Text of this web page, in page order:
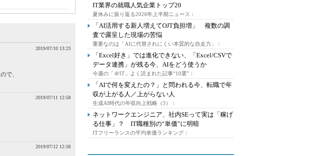
2019/07/10 13:23
で、
2019/07/11 12:58
2019/07/12 12:58
IT業界の就職人気企業トップ20
夏休みに振り返る2026年上半期ニュース：
「AI活用する新人増えてOJT負担増」 複数の調
査で露呈した現場の苦悩
重要なのは「AIに代替されにくい本質的な自走力」：
「Excel好き」では進化できない、「Excel/CSVで
データ連携」が残る今、AIをどう使うか
今週の「＠IT」よく読まれた記事“10選”：
「AIで何を変えたの？」と問われる今、転職で年
収が上がる人／上がらない人
生成AI時代の年収向上戦略（3）：
ネットワークエンジニア、社内SEって実は「稼げ
る仕事」？ IT職種別の“単価”に明暗
ITフリーランスの平均単価ランキング：